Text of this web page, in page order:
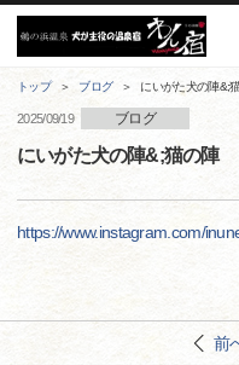
トップ ブログ にいがた犬の陣&;
2025/09/19 ブログ
にいがた犬の陣&;猫の陣
https://www.instagram.com/
前